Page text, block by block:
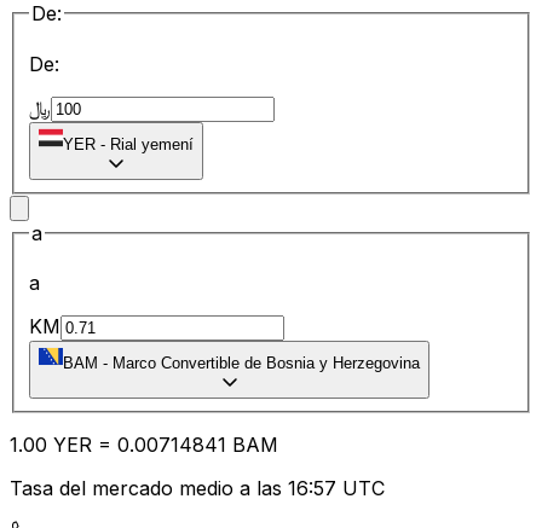
De:
De:
﷼
YER - Rial yemení
a
a
KM
BAM - Marco Convertible de Bosnia y Herzegovina
1.00 YER = 0.00714841 BAM
Tasa del mercado medio a las 16:57 UTC